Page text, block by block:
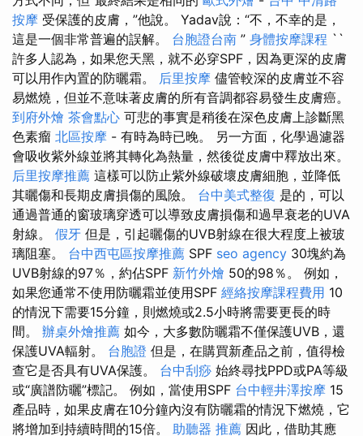
按摩 受保護的皮膚，”他說。 Yadav說：“不，不幸的是，
這是一個非常普遍的誤解。 台胞證台南 ” 身體按摩課程 ``
許多人認為，如果您天黑，就不必穿SPF，因為更深的皮膚
可以用作內置的防曬霜。 后里按摩 儘管較深的皮膚並不容
易燃燒，但並不意味著皮膚的所有音調都容易發生皮膚癌。
到府外燴 茶會點心 可悲的事實是稍後在深色皮膚上診斷黑
色素瘤 北區按摩 - 有時為時已晚。 另一方面，化學過濾器
會吸收紫外線並將其轉化為熱量，然後從皮膚中釋放出來。
后里按摩推薦 這樣可以防止紫外線破壞皮膚細胞，並降低
其曬傷和長期皮膚損傷的風險。 台中美式整復 是的，可以
通過普通的窗玻璃穿透可以導致皮膚損傷和過早衰老的UVA
射線。 假牙 但是，引起曬傷的UVB射線在很大程度上被玻
璃阻塞。 台中西屯區按摩推薦 SPF seo agency 30塊約為
UVB射線的97％，約佔SPF 新竹外燴 50的98％。 例如，
如果您通常不使用防曬霜並使用SPF 經絡按摩課程費用 10
的情況下需要15分鐘，則燃燒或2.5小時將需要更長的時
間。 辦桌外燴推薦 如今，大多數防曬霜不僅保護UVB，還
保護UVA輻射。 台胞證 但是，在購買新產品之前，值得檢
查它是否具有UVA保護。 台中刮痧 始終尋找PPD或PA等級
或“廣譜防曬”標記。 例如，當使用SPF 台中輕井澤按摩 15
產品時，如果皮膚在10分鐘內沒有防曬霜的情況下燃燒，它
將增加到持續時間的15倍。 助聽器 推薦 因此，借助其應